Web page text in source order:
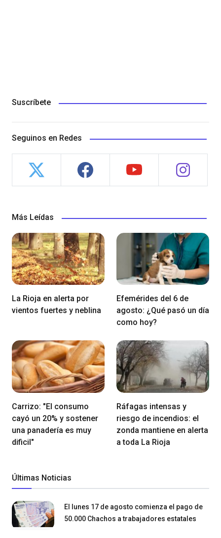
Suscríbete
Seguinos en Redes
Más Leídas
La Rioja en alerta por
vientos fuertes y neblina
Efemérides del 6 de
agosto: ¿Qué pasó un día
como hoy?
Carrizo: "El consumo
cayó un 20% y sostener
una panadería es muy
dificil"
Ráfagas intensas y
riesgo de incendios: el
zonda mantiene en alerta
a toda La Rioja
Últimas Noticias
El lunes 17 de agosto comienza el pago de
50.000 Chachos a trabajadores estatales